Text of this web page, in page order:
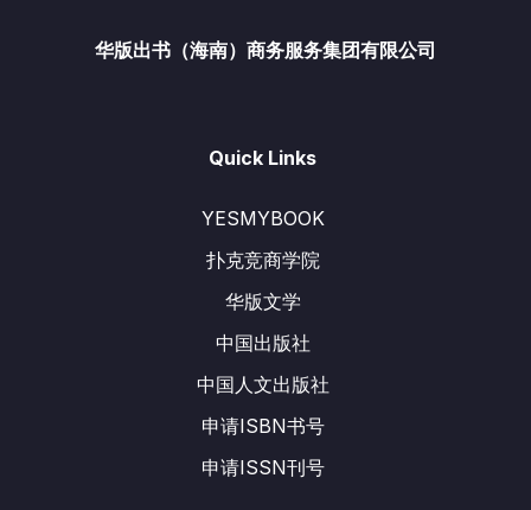
华版出书（海南）商务服务集团有限公司
Quick Links
YESMYBOOK
扑克竞商学院
华版文学
中国出版社
中国人文出版社
申请ISBN书号
申请ISSN刊号